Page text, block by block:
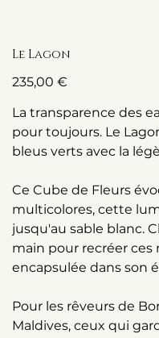
Le Lagon
Prix
235,00 €
La transparence des
pour toujours. Le
bleus verts avec la
Ce Cube de Fleurs
multicolores, cette
jusqu'au sable blanc.
main pour recréer ces
encapsulée dans son
Pour les rêveurs de
Maldives, ceux qui